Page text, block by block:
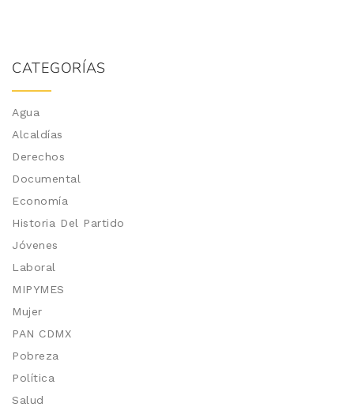
CATEGORÍAS
Agua
Alcaldías
Derechos
Documental
Economía
Historia Del Partido
Jóvenes
Laboral
MIPYMES
Mujer
PAN CDMX
Pobreza
Política
Salud